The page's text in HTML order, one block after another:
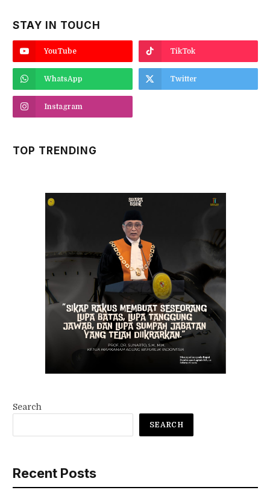
STAY IN TOUCH
YouTube TikTok
WhatsApp Twitter
Instagram
TOP TRENDING
Search
SEARCH
Recent Posts